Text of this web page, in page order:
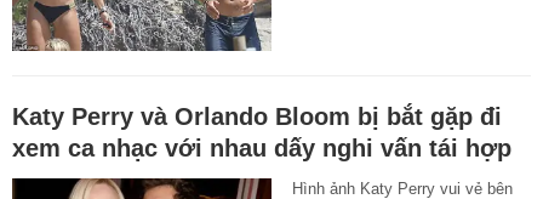
Katy Perry và Orlando Bloom bị bắt gặp đi
xem ca nhạc với nhau dấy nghi vấn tái hợp
Hình ảnh Katy Perry vui vẻ bên